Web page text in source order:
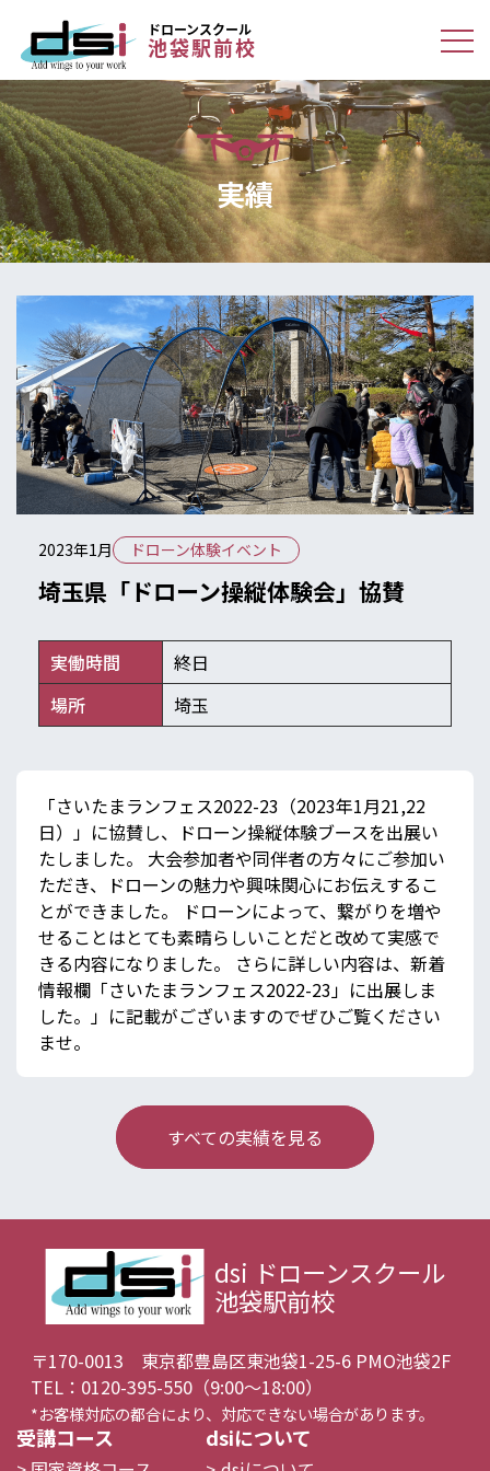
ドローンスクール
池袋駅前校
実績
2023年1月 ドローン体験イベント
埼玉県「ドローン操縦体験会」協賛
実働時間
終日
場所
埼玉
「さいたまランフェス2022-23（2023年1月21,22
日）」に協賛し、ドローン操縦体験ブースを出展い
たしました。 大会参加者や同伴者の方々にご参加い
ただき、ドローンの魅力や興味関心にお伝えするこ
とができました。 ドローンによって、繋がりを増や
せることはとても素晴らしいことだと改めて実感で
きる内容になりました。 さらに詳しい内容は、新着
情報欄 「さいたまランフェス2022-23」に出展しま
した。」 に記載がございますのでぜひご覧ください
ませ。
すべての実績を見る
dsi ドローンスクール
池袋駅前校
〒170-0013 東京都豊島区東池袋1-25-6 PMO池袋2F
TEL：0120-395-550（9:00〜18:00）
*お客様対応の都合により、対応できない場合があります。
受講コース dsiについて